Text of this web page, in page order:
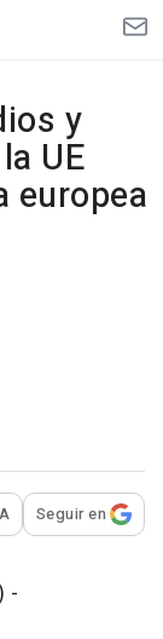
y
UE
europea
para
Seguir en
-